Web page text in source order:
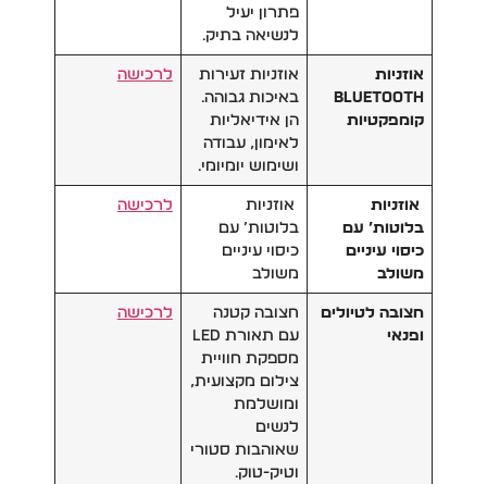
פתרון יעיל
לנשיאה בתיק.
אוזניות
Bluetooth
קומפקטיות
אוזניות זעירות
באיכות גבוהה.
הן אידיאליות
לאימון, עבודה
ושימוש יומיומי.
לרכישה
אוזניות
בלוטות’ עם
כיסוי עיניים
משולב
אוזניות
בלוטות’ עם
כיסוי עיניים
משולב
לרכישה
חצובה לטיולים
ופנאי
חצובה קטנה
עם תאורת LED
מספקת חוויית
צילום מקצועית,
ומושלמת
לנשים
שאוהבות סטורי
וטיק-טוק.
לרכישה